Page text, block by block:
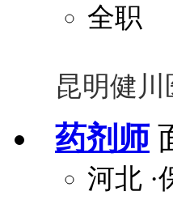
全职
昆明健
药剂师
河北 ·